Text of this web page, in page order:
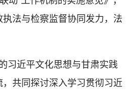
法与检察监督协同发力，法
近平文化思想与甘肃实践
共同探讨深入学习贯彻习近